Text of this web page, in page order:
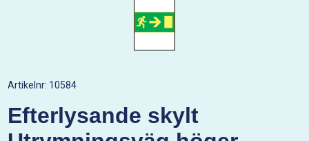
Artikelnr: 10584
Efterlysande skylt